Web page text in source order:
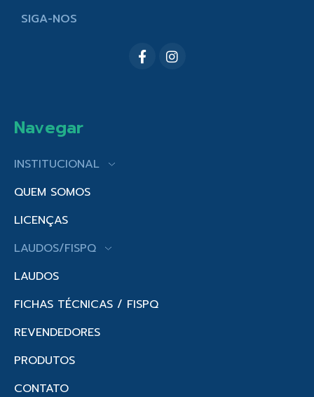
SIGA-NOS
Navegar
INSTITUCIONAL
QUEM SOMOS
LICENÇAS
LAUDOS/FISPQ
LAUDOS
FICHAS TÉCNICAS / FISPQ
REVENDEDORES
PRODUTOS
CONTATO